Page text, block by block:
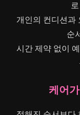
개인의 컨디션과
순
시간 제약 없이
케어